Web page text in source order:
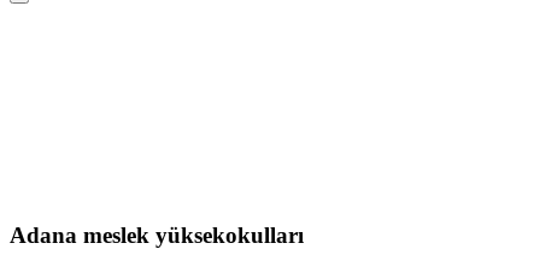
Adana meslek yüksekokulları